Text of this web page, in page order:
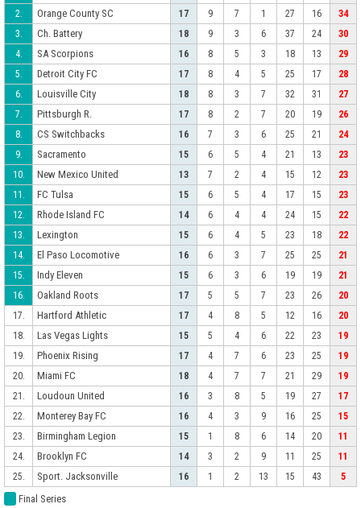
2.
Orange County SC 17 9 7 1 27 16
34
3.
Ch. Battery 18 9 3 6 37 24
30
4.
SA Scorpions 16 8 5 3 18 13
29
5.
Detroit City FC 17 8 4 5 25 17
28
6.
Louisville City 18 8 3 7 32 31
27
7.
Pittsburgh R. 17 8 2 7 20 19
26
8.
CS Switchbacks 16 7 3 6 25 21
24
9.
Sacramento 15 6 5 4 21 13
23
10.
New Mexico United 13 7 2 4 15 12
23
11.
FC Tulsa 15 6 5 4 17 15
23
12.
Rhode Island FC 14 6 4 4 24 15
22
13.
Lexington 15 6 4 5 23 18
22
14.
El Paso Locomotive 16 6 3 7 25 25
21
15.
Indy Eleven 15 6 3 6 19 19
21
16.
Oakland Roots 17 5 5 7 23 26
20
17.
Hartford Athletic 17 4 8 5 12 16
20
18.
Las Vegas Lights 15 5 4 6 22 23
19
19.
Phoenix Rising 17 4 7 6 23 25
19
20.
Miami FC 18 4 7 7 21 29
19
21.
Loudoun United 16 3 8 5 19 27
17
22.
Monterey Bay FC 16 4 3 9 16 25
15
23.
Birmingham Legion 15 1 8 6 14 20
11
24.
Brooklyn FC 14 3 2 9 11 25
11
25.
Sport. Jacksonville 16 1 2 13 15 43 5
Final Series